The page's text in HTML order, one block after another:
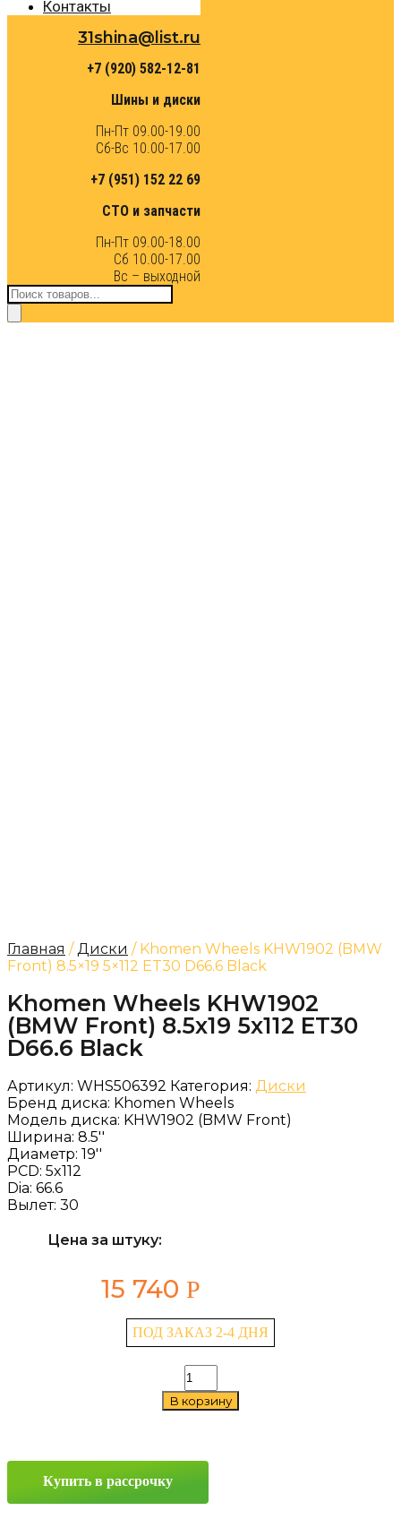
Контакты
31shina@list.ru
+7 (920) 582-12-81
Шины и диски
Пн-Пт 09.00-19.00
Сб-Вс 10.00-17.00
+7 (951) 152 22 69
СТО и запчасти
Пн-Пт 09.00-18.00
Сб 10.00-17.00
Вс – выходной
Поиск
товаров
Главная /Диски / Khomen Wheels KHW1902 (BMW
Front) 8.5×19 5×112 ET30 D66.6 Black
Khomen Wheels KHW1902
(BMW Front) 8.5x19 5x112 ET30
D66.6 Black
Артикул: WHS506392 Категория: Диски
Бренд диска: Khomen Wheels
Модель диска: KHW1902 (BMW Front)
Ширина: 8.5''
Диаметр: 19''
PCD: 5x112
Dia: 66.6
Вылет: 30
Цена за штуку:
15 740 Р
ПОД ЗАКАЗ 2-4 ДНЯ
Количество
товара
Khomen
Front)
5x112
В корзину
Купить в рассрочку